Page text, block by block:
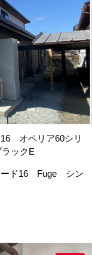
オペリア60シリ
ックE
ード16 Fuge シン